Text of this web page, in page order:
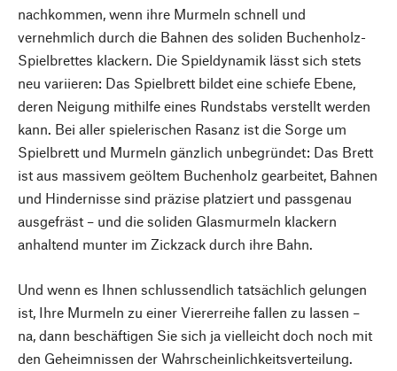
nachkommen, wenn ihre Murmeln schnell und
vernehmlich durch die Bahnen des soliden Buchenholz-
Spielbrettes klackern. Die Spieldynamik lässt sich stets
neu variieren: Das Spielbrett bildet eine schiefe Ebene,
deren Neigung mithilfe eines Rundstabs verstellt werden
kann. Bei aller spielerischen Rasanz ist die Sorge um
Spielbrett und Murmeln gänzlich unbegründet: Das Brett
ist aus massivem geöltem Buchenholz gearbeitet, Bahnen
und Hindernisse sind präzise platziert und passgenau
ausgefräst – und die soliden Glasmurmeln klackern
anhaltend munter im Zickzack durch ihre Bahn.
Und wenn es Ihnen schlussendlich tatsächlich gelungen
ist, Ihre Murmeln zu einer Viererreihe fallen zu lassen –
na, dann beschäftigen Sie sich ja vielleicht doch noch mit
den Geheimnissen der Wahrscheinlichkeitsverteilung.